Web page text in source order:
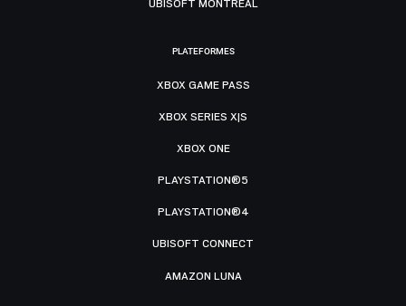
UBISOFT MONTRÉAL
PLATEFORMES
XBOX GAME PASS
XBOX SERIES X|S
XBOX ONE
PLAYSTATION®5
PLAYSTATION®4
UBISOFT CONNECT
AMAZON LUNA